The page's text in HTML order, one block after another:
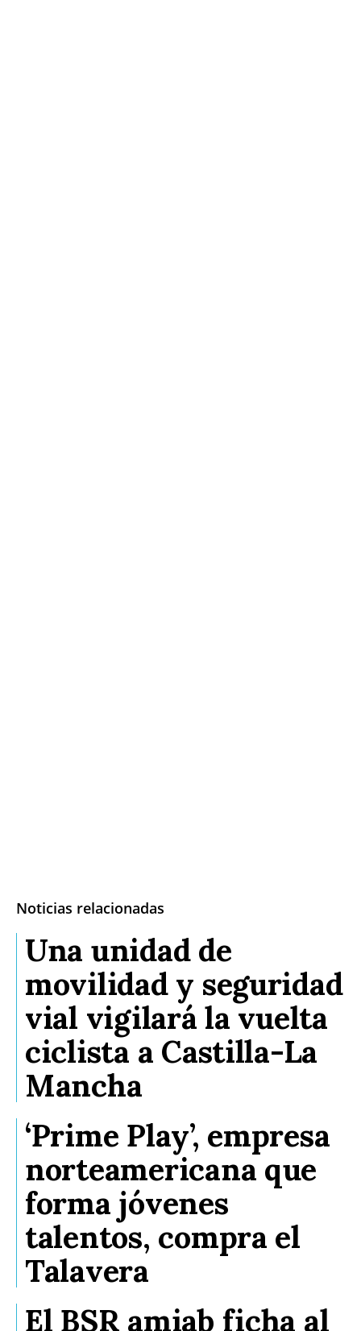
Noticias relacionadas
Una unidad de
movilidad y seguridad
vial vigilará la vuelta
ciclista a Castilla-La
Mancha
‘Prime Play’, empresa
norteamericana que
forma jóvenes
talentos, compra el
Talavera
El BSR amiab ficha al